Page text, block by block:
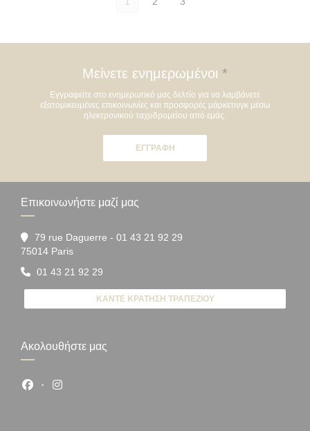
Μείνετε ενημερωμένοι *
Εγγραφείτε στο ενημερωτικό μας δελτίο για να λαμβάνετε
εξατομικευμένες επικοινωνίες και προσφορές μάρκετινγκ μέσω
ηλεκτρονικού ταχυδρομείου από εμάς.
ΕΓΓΡΑΦΉ
Επικοινωνήστε μαζί μας
79 rue Daguerre - 01 43 21 92 29
75014 Paris((ανοίγει σε νέο παράθυρο))
01 43 21 92 29
ΚΆΝΤΕ ΚΡΆΤΗΣΗ ΤΡΑΠΕΖΙΟΎ
Ακολουθήστε μας
Facebook ((ανοίγει σε νέο παράθυρο))
Instagram ((ανοίγει σε νέο παράθυρο))